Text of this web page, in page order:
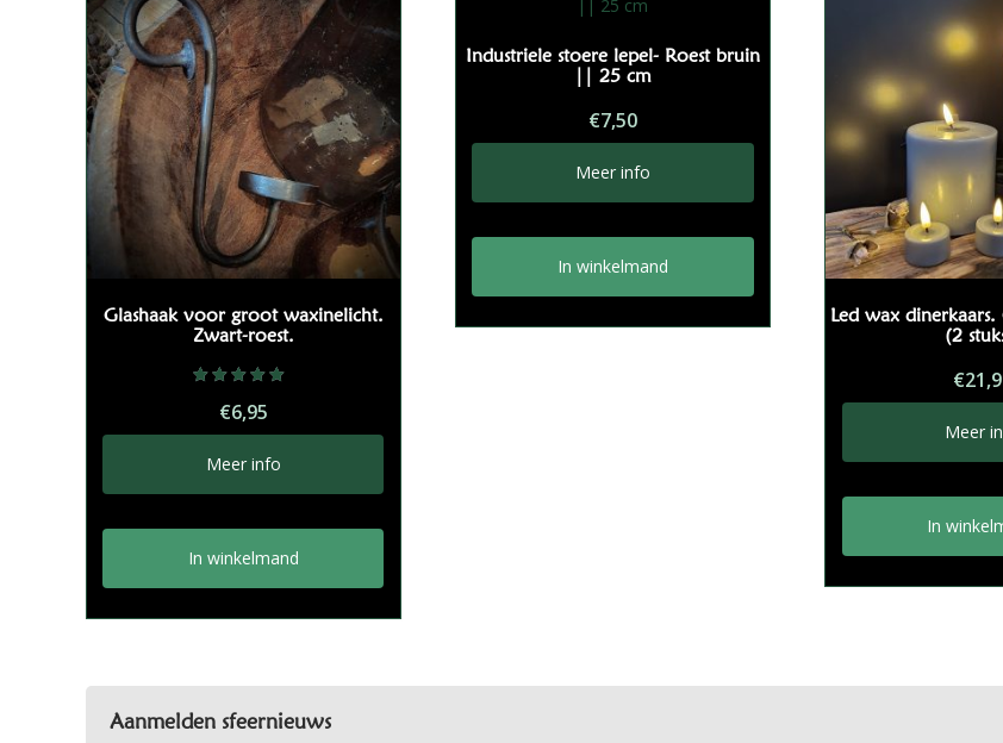
Glashaak voor groot waxinelicht.
Zwart-roest.
5.00
uit 5
€6,95
Meer info
In winkelmand
Industriele stoere lepel- Roest bruin
|| 25 cm
€7,50
Meer info
In winkelmand
Led wax
(2
€
Meer
In
Aanmelden sfeernieuws